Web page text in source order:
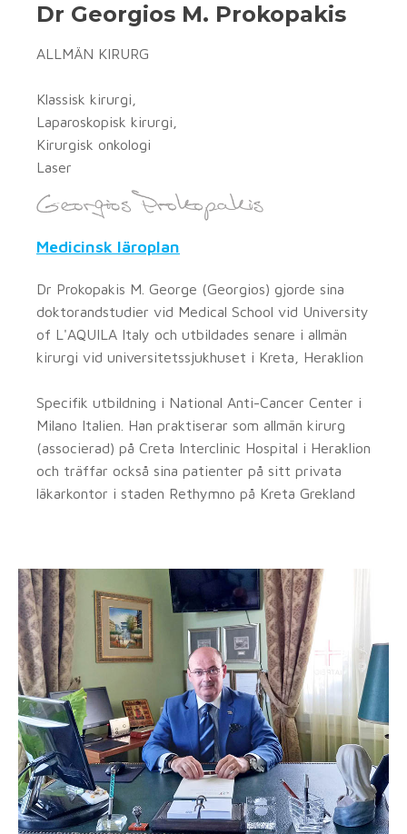
Dr Georgios M. Prokopakis
ALLMÄN KIRURG
Klassisk kirurgi,
Laparoskopisk kirurgi,
Kirurgisk onkologi
Laser
Medicinsk läroplan
Dr Prokopakis M. George (Georgios) gjorde sina
doktorandstudier vid Medical School vid University
of L'AQUILA Italy och utbildades senare i allmän
kirurgi vid universitetssjukhuset i Kreta, Heraklion
Specifik utbildning i National Anti-Cancer Center i
Milano Italien. Han praktiserar som allmän kirurg
(associerad) på Creta Interclinic Hospital i Heraklion
och träffar också sina patienter på sitt privata
läkarkontor i staden Rethymno på Kreta Grekland